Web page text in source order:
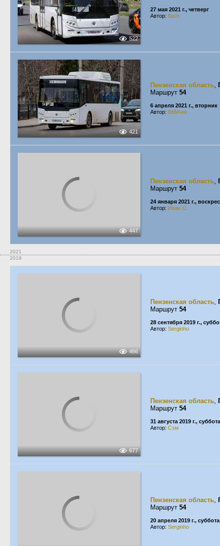
522
27 мая 2021 г., четверг
Автор: flash
421
Пензенская область,
Маршрут 54
6 апреля 2021 г., вторник
Автор: БКМчик
447
Пензенская область,
Маршрут 54
24 января 2021 г.,
Автор: Иван С.
2021
2019
466
Пензенская область,
Маршрут 54
28 сентября 2019 г.,
Автор: Serginho
677
Пензенская область,
Маршрут 54
31 августа 2019 г., суббота
Автор: Сэм
Пензенская область,
Маршрут 54
20 апреля 2019 г., суббота
Автор: Serginho